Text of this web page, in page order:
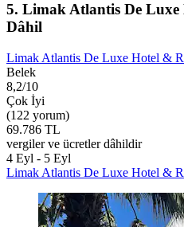
5. Limak Atlantis De Luxe
Dâhil
Limak Atlantis De Luxe Hotel &
Belek
8,2/10
Çok İyi
(122 yorum)
69.786 TL
vergiler ve ücretler dâhildir
4 Eyl - 5 Eyl
Limak Atlantis De Luxe Hotel &